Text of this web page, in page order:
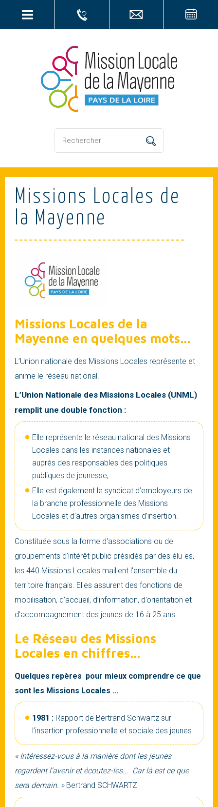
Missions Locales de
la Mayenne
Missions Locales de la
Mayenne en quelques mots...
L’Union nationale des Missions Locales représente et
anime le réseau national.
L’Union Nationale des Missions Locales (UNML)
remplit une double fonction :
Elle représente le réseau national des Missions
Locales dans les instances nationales et
auprès des responsables des politiques
publiques de jeunesse,
Elle est également le syndicat d’employeurs de
la branche professionnelle des Missions
Locales et d’autres organismes d’insertion.
Constituée sous la forme d'associations ou de
groupements d’intérêt public présidés par des élu-es,
les 440 Missions Locales maillent l'ensemble du
territoire français. Elles assurent des fonctions de
mobilisation, d’accueil, d’information, d’orientation et
d’accompagnement des jeunes de 16 à 25 ans.
Le Réseau des Missions
Locales en chiffres...
Quelques repères pour mieux comprendre ce que
sont les Missions Locales ...
1981 : Rapport de Bertrand Schwartz sur
l’insertion professionnelle et sociale des jeunes
« Intéressez-vous à la manière dont les jeunes
regardent l'avenir et écoutez-les... Car là est ce que
sera demain. »Bertrand SCHWARTZ